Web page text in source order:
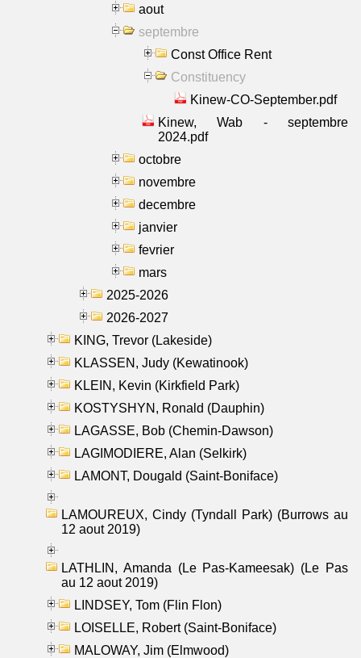
aout
septembre
Const Office Rent
Constituency
Kinew-CO-September.pdf
Kinew, Wab - septembre
2024.pdf
octobre
novembre
decembre
janvier
fevrier
mars
2025-2026
2026-2027
KING, Trevor (Lakeside)
KLASSEN, Judy (Kewatinook)
KLEIN, Kevin (Kirkfield Park)
KOSTYSHYN, Ronald (Dauphin)
LAGASSE, Bob (Chemin-Dawson)
LAGIMODIERE, Alan (Selkirk)
LAMONT, Dougald (Saint-Boniface)
LAMOUREUX, Cindy (Tyndall Park) (Burrows au
12 aout 2019)
LATHLIN, Amanda (Le Pas-Kameesak) (Le Pas
au 12 aout 2019)
LINDSEY, Tom (Flin Flon)
LOISELLE, Robert (Saint-Boniface)
MALOWAY, Jim (Elmwood)